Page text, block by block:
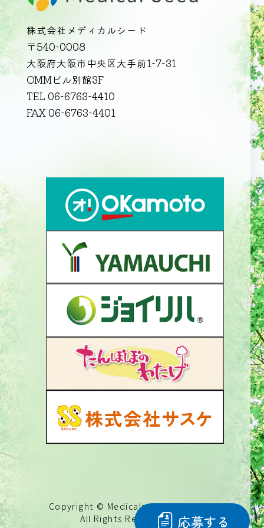
応募する
株式会社メディカルシード
〒540-0008
大阪府大阪市中央区大手前1-7-31
OMMビル別館3F
TEL 06-6763-4410
FAX 06-6763-4401
Copyright © Medicalseed Co.,Ltd.
All Rights Reserved.